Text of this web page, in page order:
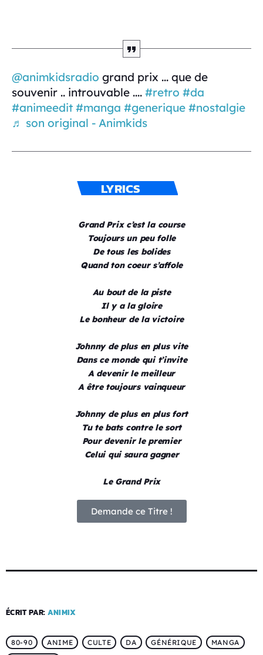
@animkidsradio grand prix ... que de
souvenir .. introuvable .... #retro #da
#animeedit #manga #generique #nostalgie
♬ son original - Animkids
LYRICS
Grand Prix c’est la course
Toujours un peu folle
De tous les bolides
Quand ton coeur s’affole
Au bout de la piste
Il y a la gloire
Le bonheur de la victoire
Johnny de plus en plus vite
Dans ce monde qui t’invite
A devenir le meilleur
A être toujours vainqueur
Johnny de plus en plus fort
Tu te bats contre le sort
Pour devenir le premier
Celui qui saura gagner
Le Grand Prix
Demande ce Titre !
ÉCRIT PAR: ANIMIX
80-90 ANIME CULTE DA GÉNÉRIQUE MANGA